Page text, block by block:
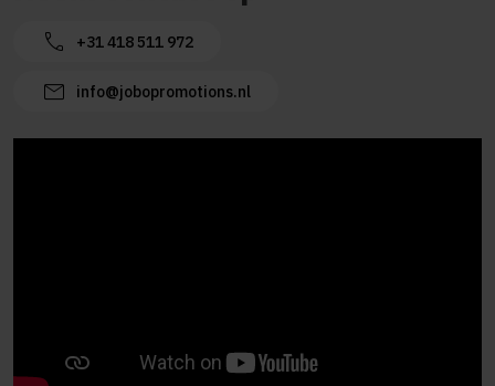
call +31 418 511 972
mail info@jobopromotions.nl